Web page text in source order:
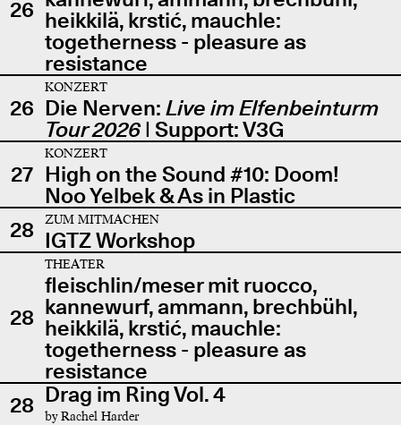
26 heikkilä, krstić, mauchle:
togetherness - pleasure as
resistance
26
KONZERT
Die Nerven: Live im Elfenbeinturm
Tour 2026| Support: V3G
27
KONZERT
High on the Sound #10: Doom!
Noo Yelbek & As in Plastic
28
ZUM MITMACHEN
IGTZ Workshop
28
THEATER
fleischlin/meser mit ruocco,
kannewurf, ammann, brechbühl,
heikkilä, krstić, mauchle:
togetherness - pleasure as
resistance
28 Drag im Ring Vol. 4
by Rachel Harder